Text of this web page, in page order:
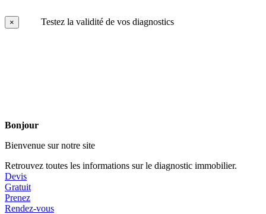
× Testez la validité de vos diagnostics
Bonjour
Bienvenue sur notre site
Retrouvez toutes les informations sur le diagnostic immobilier.
Devis
Gratuit
Prenez
Rendez-vous